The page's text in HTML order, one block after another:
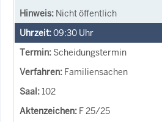
Nicht öffentlich
09:30 Uhr
Scheidungstermin
Familiensachen
102
F 25/25